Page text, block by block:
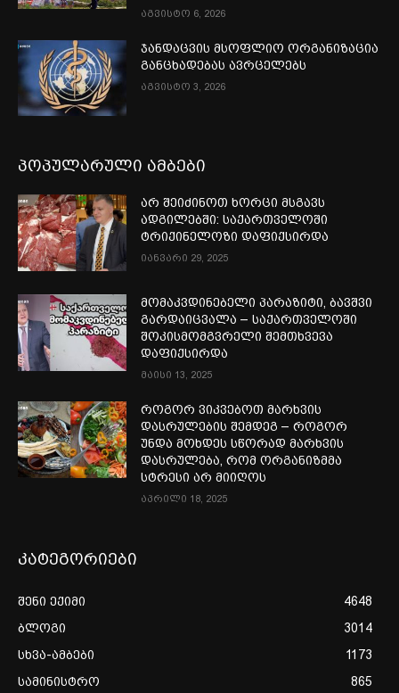
აგვისტო 6, 2026
ჯანდაცვის მსოფლიო ორგანიზაცია
განცხადებას ავრცელებს
აგვისტო 3, 2026
პოპულარული ამბები
არ შეიძინოთ ხორცი მსგავს
ადგილებში: საქართველოში
ტრიქინელოზი დაფიქსირდა
იანვარი 29, 2025
მომაკვდინებელი პარაზიტი, ბავშვი
გარდაიცვალა – საქართველოში
შოკისმომგვრელი შემთხვევა
დაფიქსირდა
მაისი 13, 2025
როგორ ვიკვებოთ მარხვის
დასრულების შემდეგ – როგორ
უნდა მოხდეს სწორად მარხვის
დასრულება, რომ ორგანიზმმა
სტრესი არ მიიღოს
აპრილი 18, 2025
კატეგორიები
შენი ექიმი
4648
ბლოგი
3014
სხვა-ამბები
1173
სამინისტრო
865